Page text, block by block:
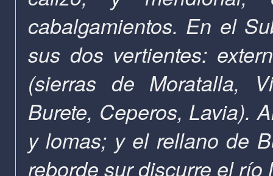
cabalgamientos. En el
sus dos vertientes:
(sierras de Moratalla,
Burete, Ceperos, Lavia).
y lomas; y el rellano de
reborde sur discurre el río